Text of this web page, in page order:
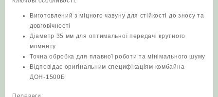
Виготовлений з міцного чавуну для стійкості до зносу та
довговічності
Діаметр 35 мм для оптимальної передачі крутного
моменту
Точна обробка для плавної роботи та мінімального шуму
Відповідає оригінальним специфікаціям комбайна
ДОН-1500Б